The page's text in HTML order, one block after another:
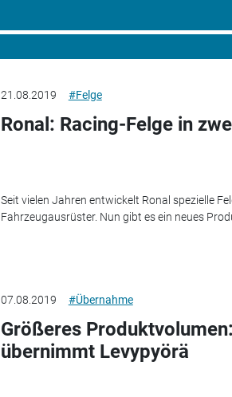
21.08.2019 #Felge
Ronal: Racing-Felge in
Seit vielen Jahren entwickelt Ronal spezielle
Fahrzeugausrüster. Nun gibt es ein neues
07.08.2019 #Übernahme
Größeres
übernimmt Levypyörä